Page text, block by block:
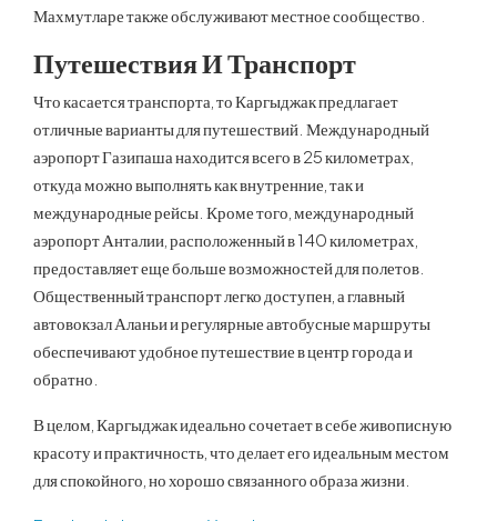
Махмутларе также обслуживают местное сообщество.
Путешествия И Транспорт
Что касается транспорта, то Каргыджак предлагает
отличные варианты для путешествий. Международный
аэропорт Газипаша находится всего в 25 километрах,
откуда можно выполнять как внутренние, так и
международные рейсы. Кроме того, международный
аэропорт Анталии, расположенный в 140 километрах,
предоставляет еще больше возможностей для полетов.
Общественный транспорт легко доступен, а главный
автовокзал Аланьи и регулярные автобусные маршруты
обеспечивают удобное путешествие в центр города и
обратно.
В целом, Каргыджак идеально сочетает в себе живописную
красоту и практичность, что делает его идеальным местом
для спокойного, но хорошо связанного образа жизни.